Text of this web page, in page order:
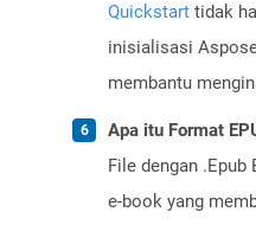
Quickstart tidak
inisialisasi
membantu
Apa itu Format
File dengan
e-book yang